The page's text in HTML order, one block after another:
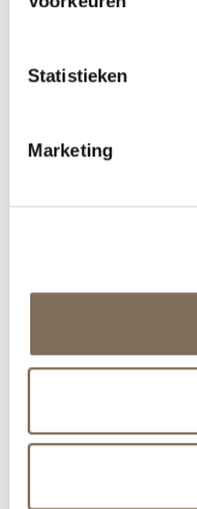
Statistieken
Marketing